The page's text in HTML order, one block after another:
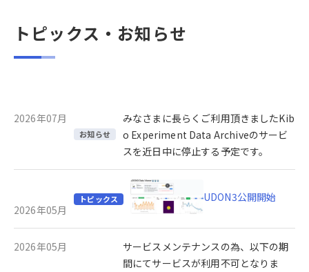
トピックス・お知らせ
2026年07月
お知らせ
みなさまに長らくご利用頂きましたKib
o Experiment Data Archiveのサービ
スを近日中に停止する予定です。
2026年05月
トピックス UDON3公開開始
2026年05月
サービスメンテナンスの為、以下の期
間にてサービスが利用不可となりま